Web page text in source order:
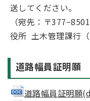
送してください。
（宛先：〒
役所 土木管理課行（
道路幅員証明願
道路幅員証明願